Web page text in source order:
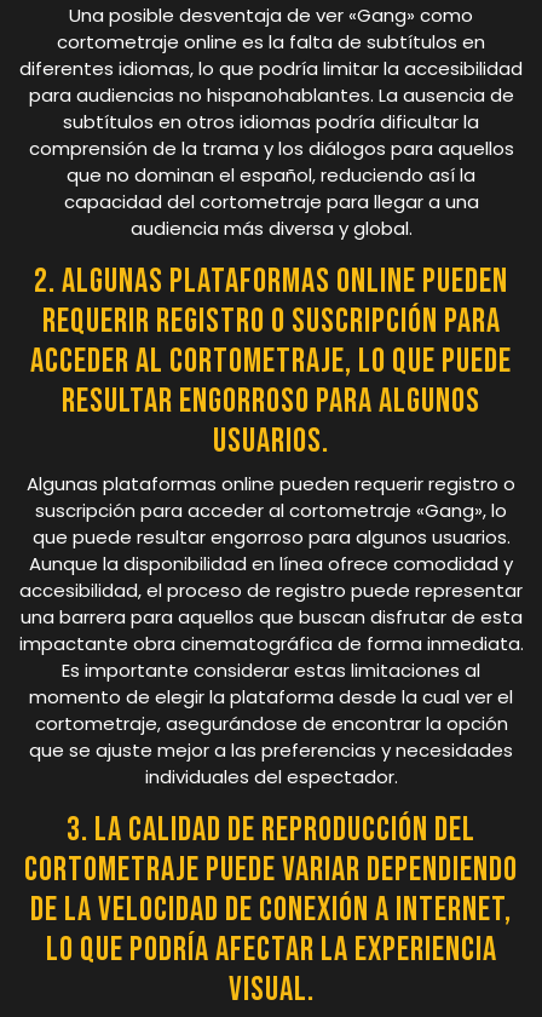
Una posible desventaja de ver «Gang» como
cortometraje online es la falta de subtítulos en
diferentes idiomas, lo que podría limitar la accesibilidad
para audiencias no hispanohablantes. La ausencia de
subtítulos en otros idiomas podría dificultar la
comprensión de la trama y los diálogos para aquellos
que no dominan el español, reduciendo así la
capacidad del cortometraje para llegar a una
audiencia más diversa y global.
2. Algunas plataformas online pueden
requerir registro o suscripción para
acceder al cortometraje, lo que puede
resultar engorroso para algunos
usuarios.
Algunas plataformas online pueden requerir registro o
suscripción para acceder al cortometraje «Gang», lo
que puede resultar engorroso para algunos usuarios.
Aunque la disponibilidad en línea ofrece comodidad y
accesibilidad, el proceso de registro puede representar
una barrera para aquellos que buscan disfrutar de esta
impactante obra cinematográfica de forma inmediata.
Es importante considerar estas limitaciones al
momento de elegir la plataforma desde la cual ver el
cortometraje, asegurándose de encontrar la opción
que se ajuste mejor a las preferencias y necesidades
individuales del espectador.
3. La calidad de reproducción del
cortometraje puede variar dependiendo
de la velocidad de conexión a internet,
lo que podría afectar la experiencia
visual.